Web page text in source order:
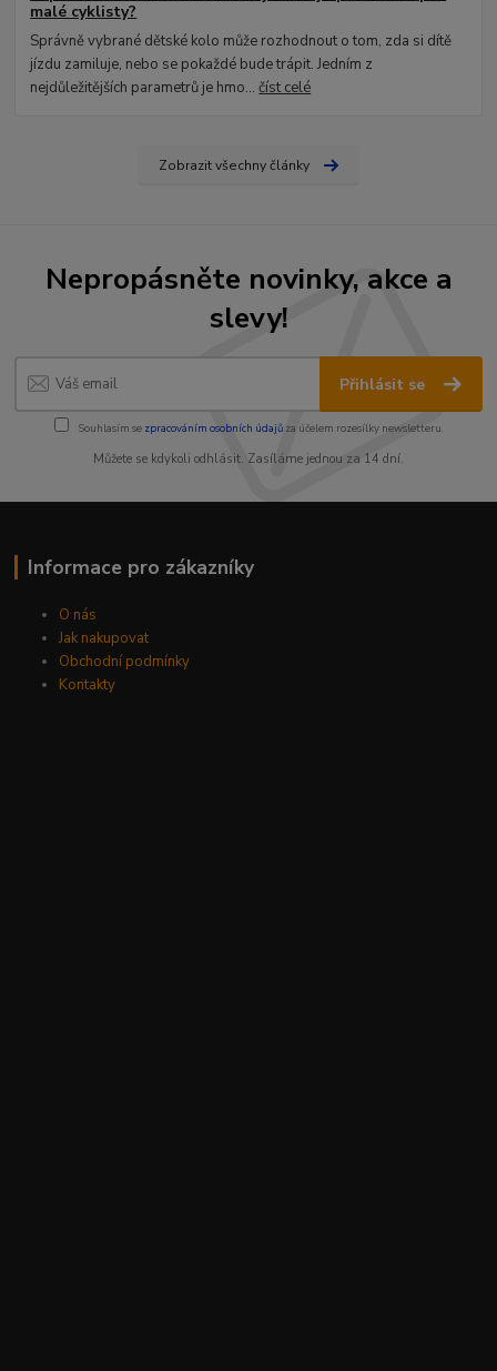
malé cyklisty?
Správně vybrané dětské kolo může rozhodnout o tom, zda si dítě
jízdu zamiluje, nebo se pokaždé bude trápit. Jedním z
nejdůležitějších parametrů je hmo...číst celé
Zobrazit všechny články
Nepropásněte novinky, akce a
slevy!
Přihlásit se
Souhlasím se zpracováním osobních údajůza účelem rozesílky newsletteru.
Můžete se kdykoli odhlásit. Zasíláme jednou za 14 dní.
Informace pro zákazníky
O nás
Jak nakupovat
Obchodní podmínky
Kontakty